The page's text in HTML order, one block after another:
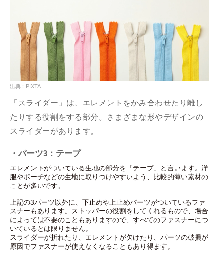
出典：PIXTA
「スライダー」は、エレメントをかみ合わせたり離し
たりする役割をする部分。さまざまな形やデザインの
スライダーがあります。
・パーツ3：テープ
エレメントがついている生地の部分を「テープ」と言います。洋
服やポーチなどの生地に取りつけやすいよう、比較的薄い素材の
ことが多いです。
上記の3パーツ以外に、下止めや上止めパーツがついているファ
スナーもあります。ストッパーの役割をしてくれるもので、場合
によっては不要のこともありますので、すべてのファスナーにつ
いているとは限りません。
スライダーが折れたり、エレメントが欠けたり、パーツの破損が
原因でファスナーが使えなくなることもあり得ます。